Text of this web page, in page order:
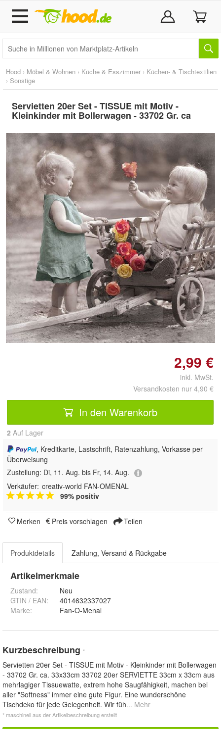
Hood › Möbel & Wohnen › Küche & Esszimmer › Küchen- & Tischtextilien
› Sonstige
Servietten 20er Set - TISSUE mit Motiv -
Kleinkinder mit Bollerwagen - 33702 Gr. ca
Doppelt antippen zum
vergrößern
2,99 €
inkl. MwSt.
Versandkosten nur 4,90 €
In den Warenkorb
2 Auf Lager
, Kreditkarte, Lastschrift, Ratenzahlung, Vorkasse per
Überweisung
Zustellung: Di, 11. Aug. bis Fr, 14. Aug.
Verkäufer: creativ-world FAN-OMENAL
99% positiv
Merken Preis vorschlagen Teilen
Produktdetails Zahlung, Versand & Rückgabe
Artikelmerkmale
Zustand:
Neu
GTIN / EAN:
4014632337027
Marke:
Fan-O-Menal
Kurzbeschreibung *
Servietten 20er Set - TISSUE mit Motiv - Kleinkinder mit Bollerwagen
- 33702 Gr. ca. 33x33cm 33702 20er SERVIETTE 33cm x 33cm aus
mehrlagiger Tissuewatte, extrem hohe Saugfähigkeit, machen bei
aller "Softness" immer eine gute Figur. Eine wunderschöne
Tischdeko für jede Gelegenheit. Wir füh... Mehr
* maschinell aus der Artikelbeschreibung erstellt